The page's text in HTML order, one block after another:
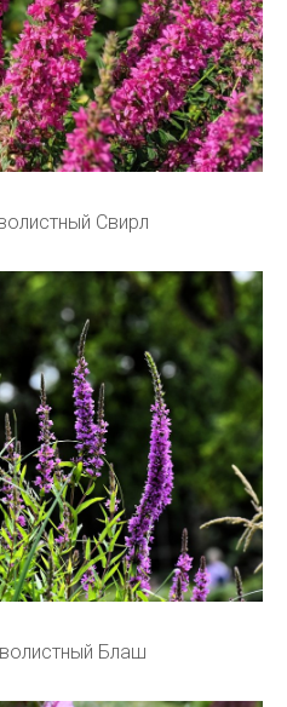
Свирл
Блаш